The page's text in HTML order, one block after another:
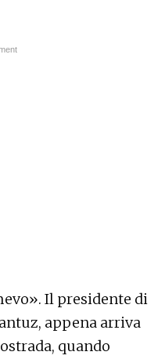
Il presidente di
appena arriva
quando